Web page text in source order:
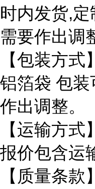
时内发货,
需要作出调
【包装方式】
铝箔袋 包
作出调整。
【运输方
报价包含运
【质量条